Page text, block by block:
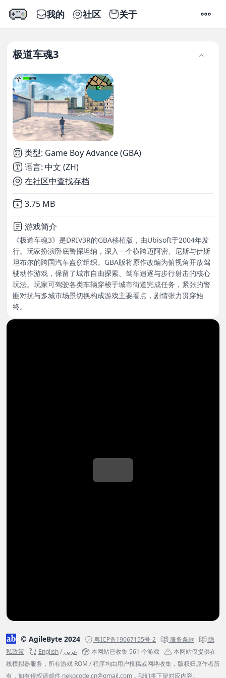
我的 社区 关于 设置
极道车魂3
类型: Game Boy Advance (GBA)
语言: 中文 (ZH)
在社区中查找存档
Not downloaded
3.75 MB
游戏简介
《极道车魂3》是DRIV3R的GBA移植版，由Ubisoft于2004年发
行。玩家扮演卧底警探坦纳，深入一个横跨迈阿密、尼斯与伊斯
坦布尔的跨国汽车盗窃组织。GBA版将原作改编为俯视角开放驾
驶动作游戏，保留了城市自由探索、驾车追逐与步行射击的核心
玩法。玩家可驾驶各类车辆穿梭于城市街道完成任务，紧张的警
匪对抗与多城市场景切换构成游戏主要看点，剧情张力贯穿始
终。
© AgileByte 2024 粤ICP备19067155号-2 服务条款
隐
私政策
English/عربي 本网站已收集 561 个游戏
本网站仅提供在
线模拟器服务，所有游戏 ROM / 程序均由用户投稿或网络收集，版权归原作者所
有，如有侵权请邮件 nekocode.cn@gmail.com ，我们将下架对应内容。